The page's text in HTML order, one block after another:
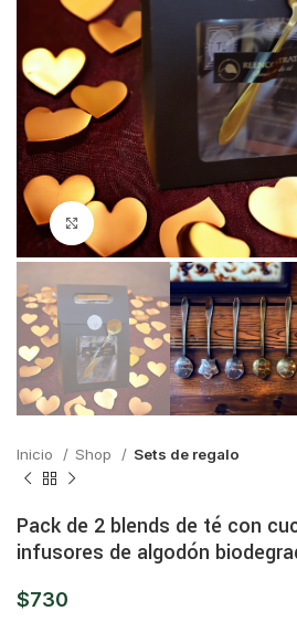
Click para ampliar
Inicio Shop Sets de regalo
Pack de 2 blends de té con
infusores de algodón
$730